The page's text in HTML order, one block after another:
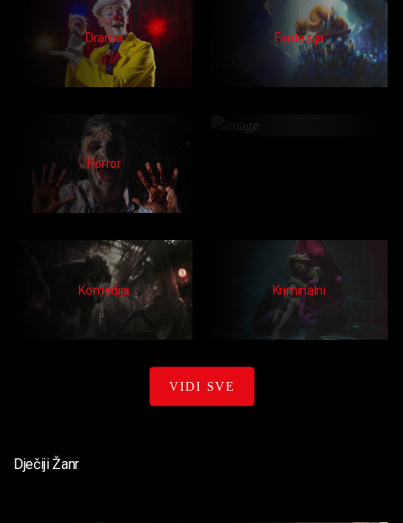
Drama Fantazija
Horror
Komedija Kriminalni
VIDI SVE
Dječiji Žanr